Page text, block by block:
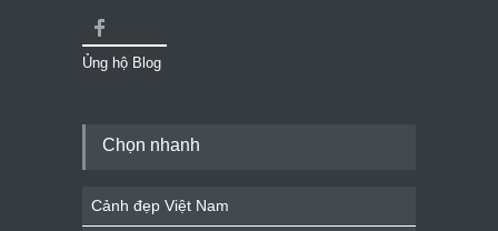
Ủng hộ Blog
Chọn nhanh
Cảnh đẹp Việt Nam